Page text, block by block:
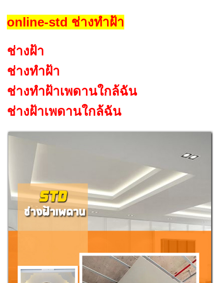
online-std ช่างทำฝ้า
ช่างฝ้า
ช่างทำฝ้า
ช่างทําฝ้าเพดานใกล้ฉัน
ช่างฝ้าเพดานใกล้ฉัน